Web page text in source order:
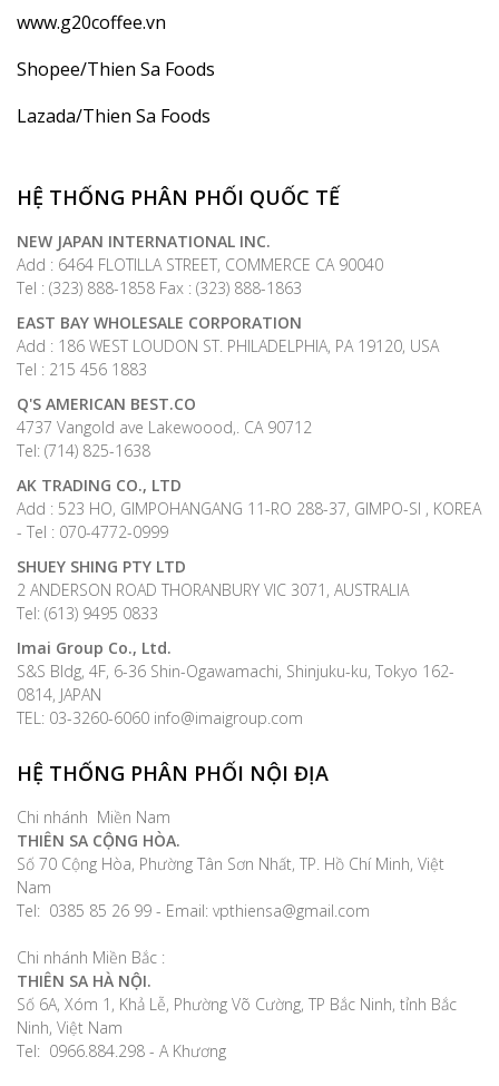
www.g20coffee.vn
Shopee/Thien Sa Foods
Lazada/Thien Sa Foods
HỆ THỐNG PHÂN PHỐI QUỐC TẾ
NEW JAPAN INTERNATIONAL INC.
Add : 6464 FLOTILLA STREET, COMMERCE CA 90040
Tel : (323) 888-1858 Fax : (323) 888-1863
EAST BAY WHOLESALE CORPORATION
Add : 186 WEST LOUDON ST. PHILADELPHIA, PA 19120, USA
Tel : 215 456 1883
Q'S AMERICAN BEST.CO
4737 Vangold ave Lakewoood,. CA 90712
Tel: (714) 825-1638
AK TRADING CO., LTD
Add : 523 HO, GIMPOHANGANG 11-RO 288-37, GIMPO-SI , KOREA
- Tel : 070-4772-0999
SHUEY SHING PTY LTD
2 ANDERSON ROAD THORANBURY VIC 3071, AUSTRALIA
Tel: (613) 9495 0833
Imai Group Co., Ltd.
S&S Bldg, 4F, 6-36 Shin-Ogawamachi, Shinjuku-ku, Tokyo 162-
0814, JAPAN
TEL: 03-3260-6060 info@imaigroup.com
HỆ THỐNG PHÂN PHỐI NỘI ĐỊA
Chi nhánh Miền Nam
THIÊN SA CỘNG HÒA.
Số 70 Cộng Hòa, Phường Tân Sơn Nhất, TP. Hồ Chí Minh, Việt
Nam
Tel: 0385 85 26 99 - Email: vpthiensa@gmail.com
Chi nhánh Miền Bắc :
THIÊN SA HÀ NỘI.
Số 6A, Xóm 1, Khả Lễ, Phường Võ Cường, TP Bắc Ninh, tỉnh Bắc
Ninh, Việt Nam
Tel: 0966.884.298 - A Khương